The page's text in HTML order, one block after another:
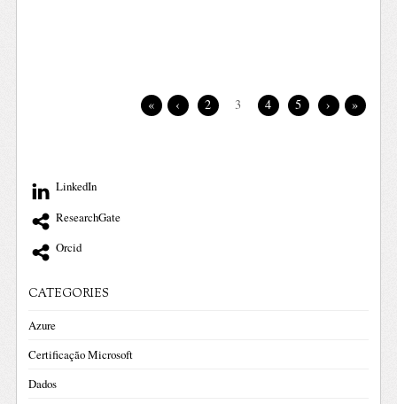
« ‹ 2 3 4 5 › »
LinkedIn
ResearchGate
Orcid
CATEGORIES
Azure
Certificação Microsoft
Dados